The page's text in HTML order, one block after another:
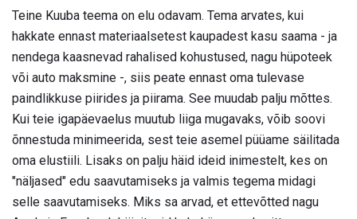
Teine Kuuba teema on elu odavam. Tema arvates, kui
hakkate ennast materiaalsetest kaupadest kasu saama - ja
nendega kaasnevad rahalised kohustused, nagu hüpoteek
või auto maksmine -, siis peate ennast oma tulevase
paindlikkuse piirides ja piirama. See muudab palju mõttes.
Kui teie igapäevaelus muutub liiga mugavaks, võib soovi
õnnestuda minimeerida, sest teie asemel püüame säilitada
oma elustiili. Lisaks on palju häid ideid inimestelt, kes on
"näljased" edu saavutamiseks ja valmis tegema midagi
selle saavutamiseks. Miks sa arvad, et ettevõtted nagu